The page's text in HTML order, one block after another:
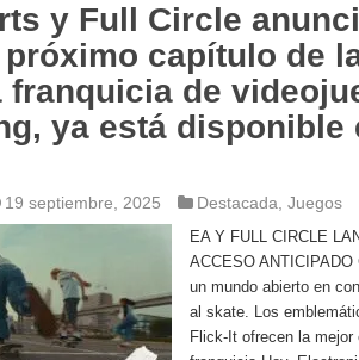
y Full Circle
capítulo de
franquicia de
ya está disponible
19 septiembre, 2025 Destacada Juegos
EA Y FULL CIRCLE
ACCESO
un mundo abierto en
al skate. Los
Flick-It ofrecen la